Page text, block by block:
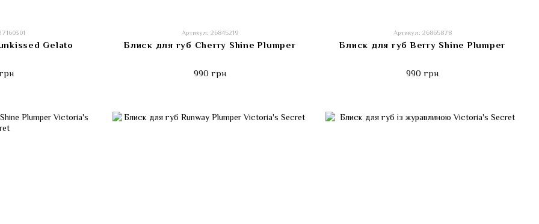
Gelato
Артикул: 26845219
Блиск для губ Cherry Shine Plumper
990 грн
Артикул: 26865878
Блиск для губ Berry Shine Plumper
990 грн